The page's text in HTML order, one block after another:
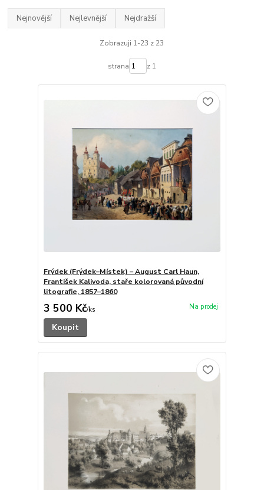
Nejnovější Nejlevnější Nejdražší
Zobrazuji 1-23 z 23
strana z 1
Frýdek (Frýdek–Místek) – August Carl Haun,
František Kalivoda, staře kolorovaná původní
litografie, 1857–1860
3 500 Kč/ks
Koupit